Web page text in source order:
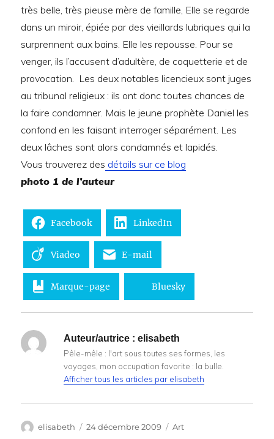
très belle, très pieuse mère de famille, Elle se regarde
dans un miroir, épiée par des vieillards lubriques qui la
surprennent aux bains. Elle les repousse. Pour se
venger, ils l’accusent d’adultère, de coquetterie et de
provocation. Les deux notables licencieux sont juges
au tribunal religieux : ils ont donc toutes chances de
la faire condamner. Mais le jeune prophète Daniel les
confond en les faisant interroger séparément. Les
deux lâches sont alors condamnés et lapidés.
Vous trouverez des détails sur ce blog
photo 1 de l’auteur
Facebook LinkedIn
Viadeo E-mail
Marque-page Bluesky
Auteur/autrice : elisabeth
Pêle-mêle : l'art sous toutes ses formes, les
voyages, mon occupation favorite : la bulle.
Afficher tous les articles par elisabeth
Auteur
elisabeth
Publié
24 décembre 2009 Catégories
Art